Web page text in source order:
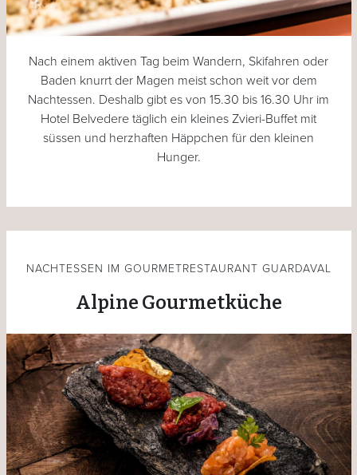
Nach einem aktiven Tag beim Wandern, Skifahren oder
Baden knurrt der Magen meist schon weit vor dem
Nachtessen. Deshalb gibt es von 15.30 bis 16.30 Uhr im
Hotel Belvedere täglich ein kleines Zvieri-Buffet mit
süssen und herzhaften Häppchen für den kleinen
Hunger.
NACHTESSEN IM GOURMETRESTAURANT GUARDAVAL
Alpine Gourmetküche